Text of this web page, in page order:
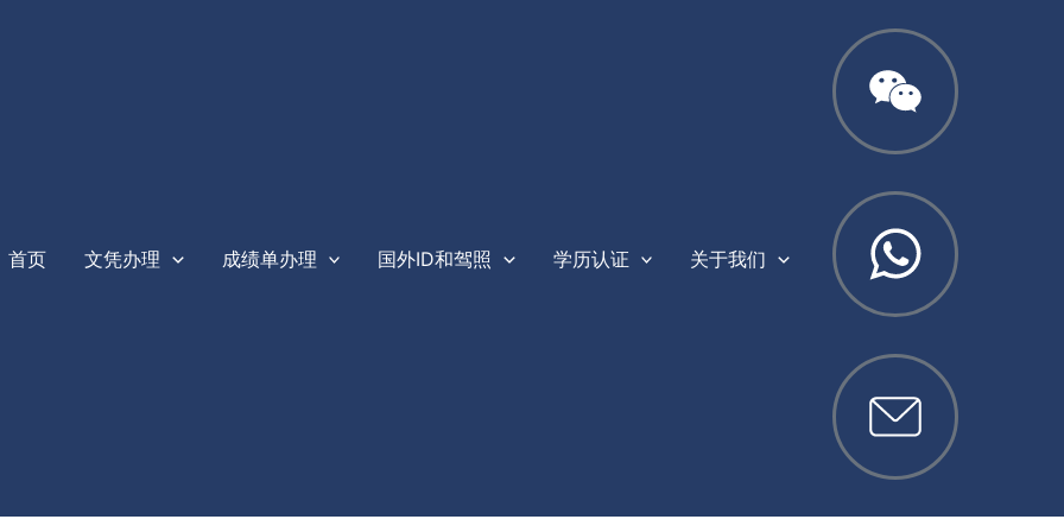
首页 文凭办理 成绩单办理 国外ID和驾照 学历认证 关于我们